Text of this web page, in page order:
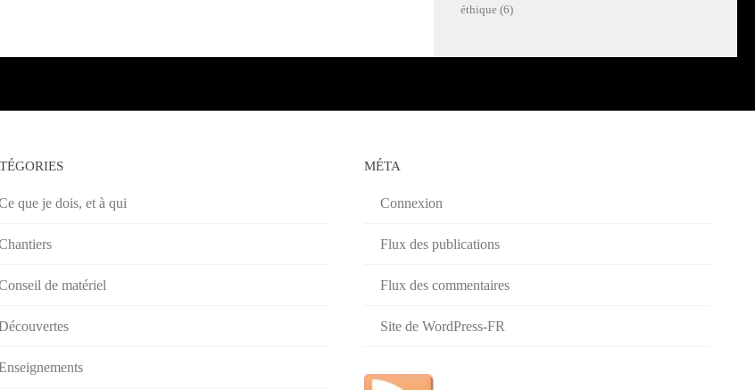
éthique (6)
que je dois, et à qui
de matériel
MÉTA
Connexion
Flux des publications
Flux des commentaires
Site de WordPress-FR